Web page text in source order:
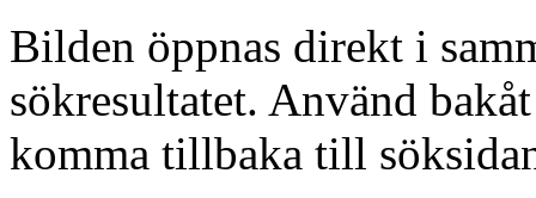
Bilden öppnas direkt i
sökresultatet. Använd
komma tillbaka till